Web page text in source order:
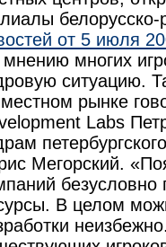
от 5 июля
многих
ситуацию.
рынке
Labs
Мегорский.
безусловно
В целом